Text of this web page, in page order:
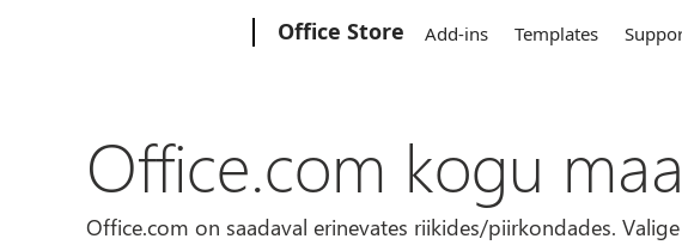
Office Store Add-ins Templates
Office.com kogu
Office.com on saadaval erinevates riikides/piirkondades.